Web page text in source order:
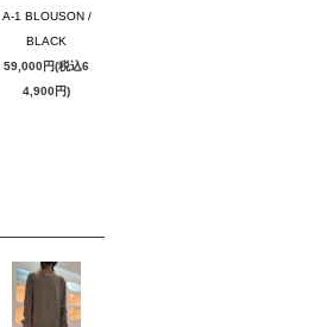
A-1 BLOUSON /
BLACK
59,000円(税込6
4,900円)